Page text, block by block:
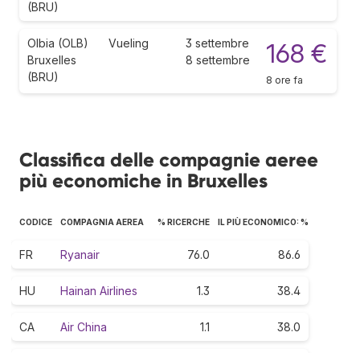
(BRU)
Olbia (OLB)
Bruxelles
(BRU)
Vueling
3 settembre
8 settembre
168 €
8 ore fa
Classifica delle compagnie aeree
più economiche in Bruxelles
CODICE COMPAGNIA AEREA % RICERCHE IL PIÙ ECONOMICO: %
FR Ryanair 76.0 86.6
HU Hainan Airlines 1.3 38.4
CA Air China 1.1 38.0